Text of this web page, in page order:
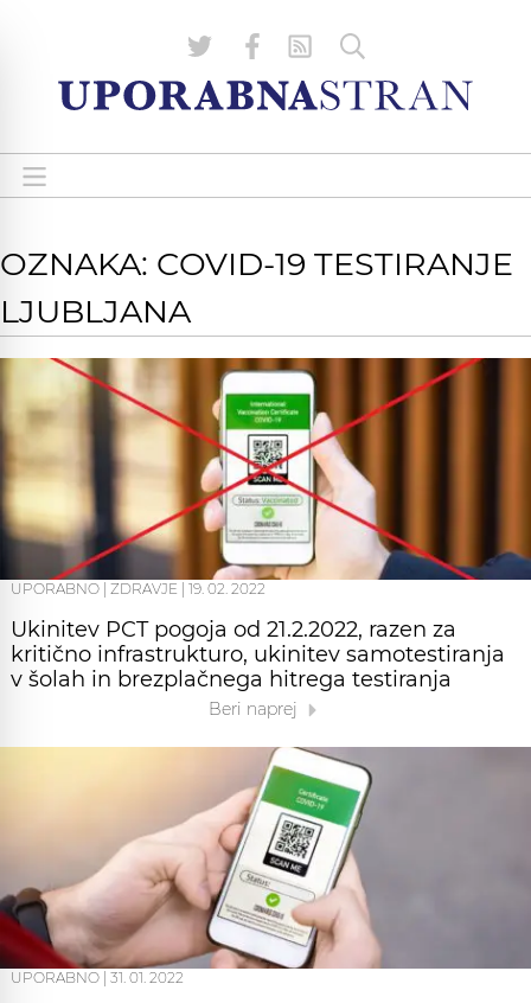
OZNAKA: COVID-19 TESTIRANJE
LJUBLJANA
UPORABNO ZDRAVJE 19. 02. 2022
Ukinitev PCT pogoja od 21.2.2022, razen za
kritično infrastrukturo, ukinitev samotestiranja
v šolah in brezplačnega hitrega testiranja
Beri naprej
UPORABNO 31. 01. 2022